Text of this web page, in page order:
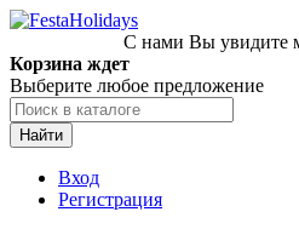
С нами Вы увидите
Корзина ждет
Выберите любое предложение
Найти
Вход
Регистрация